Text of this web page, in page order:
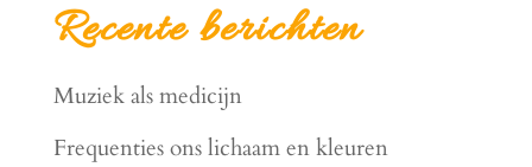
Recente berichten
Muziek als medicijn
Frequenties ons lichaam en kleuren